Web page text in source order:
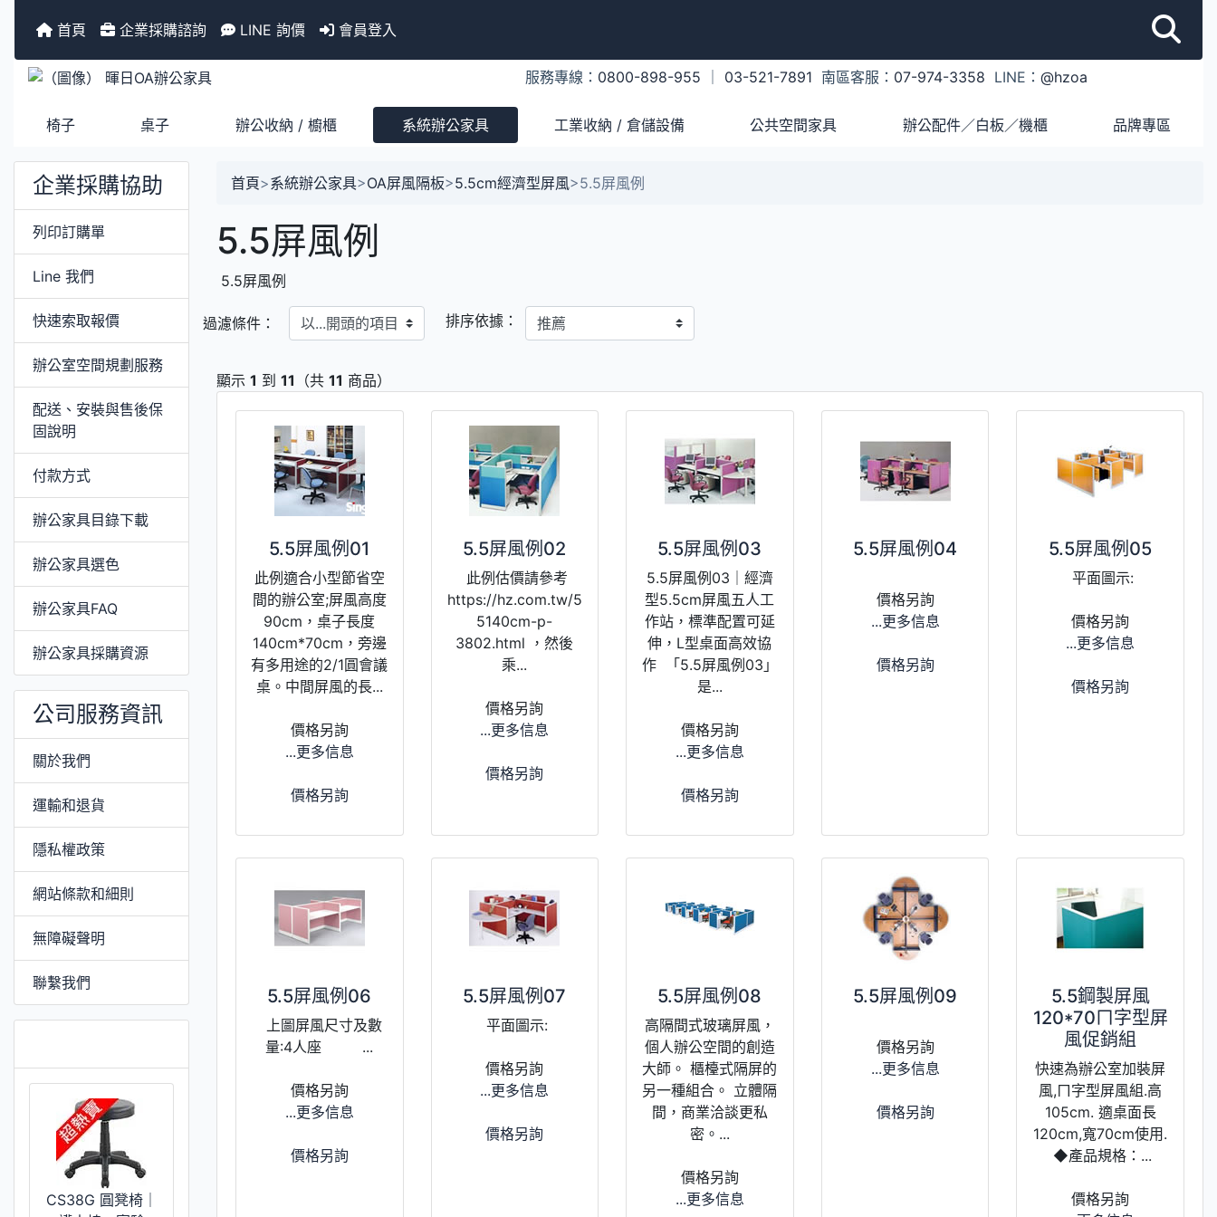
首頁 企業採購諮詢 LINE 詢價 會員登入
服務專線： 0800-898-955 03-521-7891 南區客服： 07-974-3358 LINE：@hzoa
椅子 桌子 辦公收納 / 櫥櫃 系統辦公家具 工業收納 / 倉儲設備 公共空間家具 辦公配件／白板／機櫃 品牌專區
企業採購協助
列印訂購單
Line 我們
快速索取報價
辦公室空間規劃服務
配送、安裝與售後保
固說明
付款方式
辦公家具目錄下載
辦公家具選色
辦公家具FAQ
辦公家具採購資源
公司服務資訊
關於我們
運輸和退貨
隱私權政策
網站條款和細則
無障礙聲明
聯繫我們
CS38G 圓凳椅｜
首頁>系統辦公家具>OA屏風隔板>5.5cm經濟型屏風>5.5屏風例
5.5屏風例
5.5屏風例
過濾條件：
以...開頭的項目
排序依據：
顯示 1 到 11 （共 11 商品）
5.5屏風例01
此例適合小型節省空
間的辦公室;屏風高度
90cm，桌子長度
140cm*70cm，旁邊
有多用途的2/1圓會議
桌。中間屏風的長...
價格另詢
...更多信息
價格另詢
5.5屏風例02
此例估價請參考
https://hz.com.tw/5
5140cm-p-
3802.html ，然後
乘...
價格另詢
...更多信息
價格另詢
5.5屏風例03
5.5屏風例03｜經濟
型5.5cm屏風五人工
作站，標準配置可延
伸，L型桌面高效協
作 「5.5屏風例03」
是...
價格另詢
...更多信息
價格另詢
5.5屏風例04
價格另詢
...更多信息
價格另詢
5.5屏風例05
平面圖示:
價格另詢
...更多信息
價格另詢
5.5屏風例06
上圖屏風尺寸及數
量:4人座 ...
價格另詢
...更多信息
價格另詢
5.5屏風例07
平面圖示:
價格另詢
...更多信息
價格另詢
5.5屏風例08
高隔間式玻璃屏風，
個人辦公空間的創造
大師。 櫃檯式隔屏的
另一種組合。 立體隔
間，商業洽談更私
密。...
價格另詢
...更多信息
5.5屏風例09
價格另詢
...更多信息
價格另詢
5.5鋼製屏風
120*70ㄇ字型屏
風促銷組
快速為辦公室加裝屏
風,ㄇ字型屏風組.高
105cm. 適桌面長
120cm,寬70cm使用.
◆產品規格：...
價格另詢